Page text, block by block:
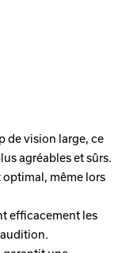
de vision large, ce
agréables et sûrs.
optimal, même lors
efficacement les